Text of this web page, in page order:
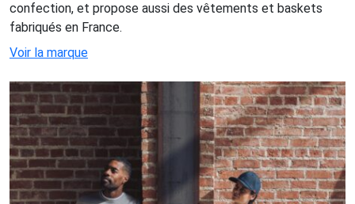
confection, et propose aussi des vêtements et baskets
fabriqués en France.
Voir la marque